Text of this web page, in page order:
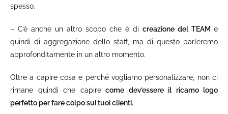
spesso.
– C’è anche un altro scopo che è di creazione del TEAM e
quindi di aggregazione dello staff, ma di questo parleremo
approfonditamente in un altro momento.
Oltre a capire cosa e perché vogliamo personalizzare, non ci
rimane quindi che capirecome dev’essere il ricamo logo
perfetto per fare colpo sui tuoi clienti.